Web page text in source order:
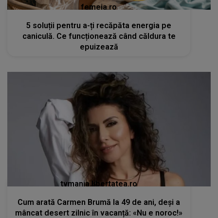
femeia.ro
5 soluții pentru a-ți recăpăta energia pe
caniculă. Ce funcționează când căldura te
epuizează
tvmania.libertatea.ro
Cum arată Carmen Brumă la 49 de ani, deși a
mâncat desert zilnic în vacanță: «Nu e noroc!»